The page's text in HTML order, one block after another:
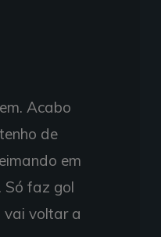
Acabo
de
em
Só faz gol
vai voltar a